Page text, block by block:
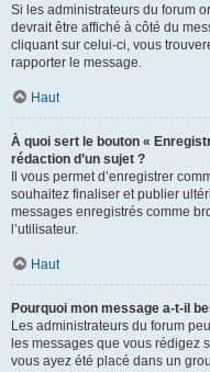
Si les administrateurs du forum
devrait être affiché à côté du
cliquant sur celui-ci, vous
rapporter le message.
Haut
À quoi sert le bouton «
rédaction d’un sujet ?
Il vous permet d’enregistrer
souhaitez finaliser et publier
messages enregistrés comme
l’utilisateur.
Haut
Pourquoi mon message a-t-il
Les administrateurs du forum
les messages que vous rédigez
vous ayez été placé dans un